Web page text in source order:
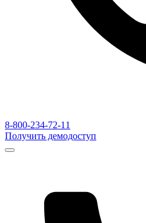
8-800-234-72-11
Получить демодоступ